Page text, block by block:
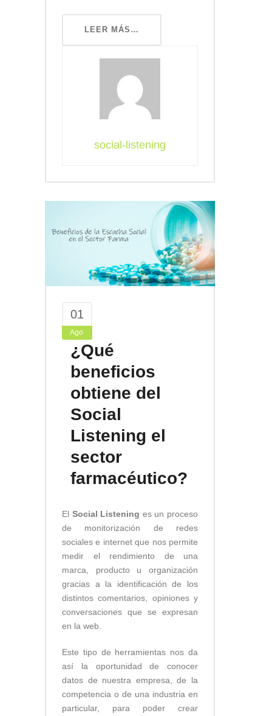
LEER MÁS…
social-listening
01
Ago
¿Qué
beneficios
obtiene del
Social
Listening el
sector
farmacéutico?
El Social Listening es un proceso
de monitorización de redes
sociales e internet que nos permite
medir el rendimiento de una
marca, producto u organización
gracias a la identificación de los
distintos comentarios, opiniones y
conversaciones que se expresan
en la web.
Este tipo de herramientas nos da
así la oportunidad de conocer
datos de nuestra empresa, de la
competencia o de una industria en
particular, para poder crear